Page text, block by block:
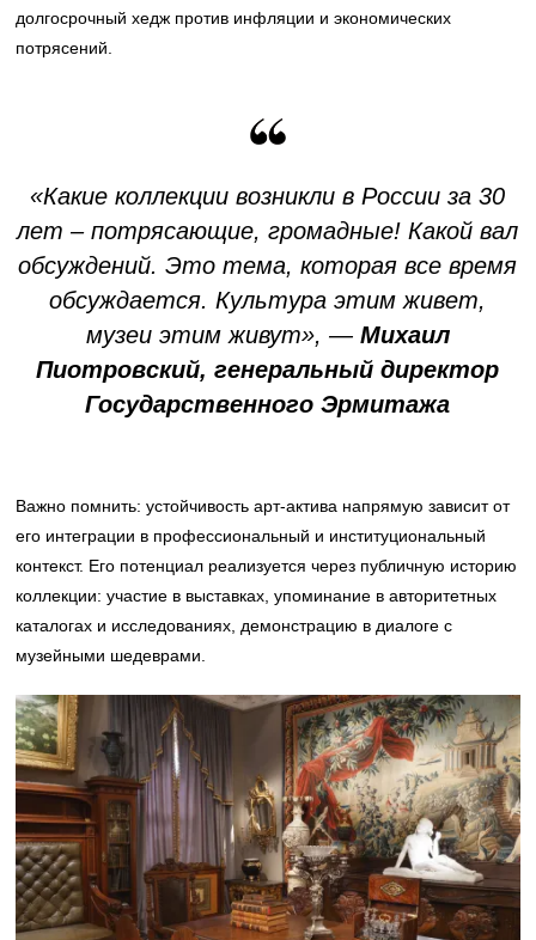
долгосрочный хедж против инфляции и экономических
потрясений.
«Какие коллекции возникли в России за 30
лет – потрясающие, громадные! Какой вал
обсуждений. Это тема, которая все время
обсуждается. Культура этим живет,
музеи этим живут», — Михаил
Пиотровский, генеральный директор
Государственного Эрмитажа
Важно помнить: устойчивость арт-актива напрямую зависит от
его интеграции в профессиональный и институциональный
контекст. Его потенциал реализуется через публичную историю
коллекции: участие в выставках, упоминание в авторитетных
каталогах и исследованиях, демонстрацию в диалоге с
музейными шедеврами.